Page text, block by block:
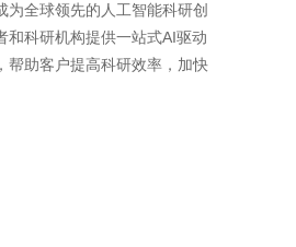
为全球领先的人工智能科研创
和科研机构提供一站式AI驱动
帮助客户提高科研效率，加快